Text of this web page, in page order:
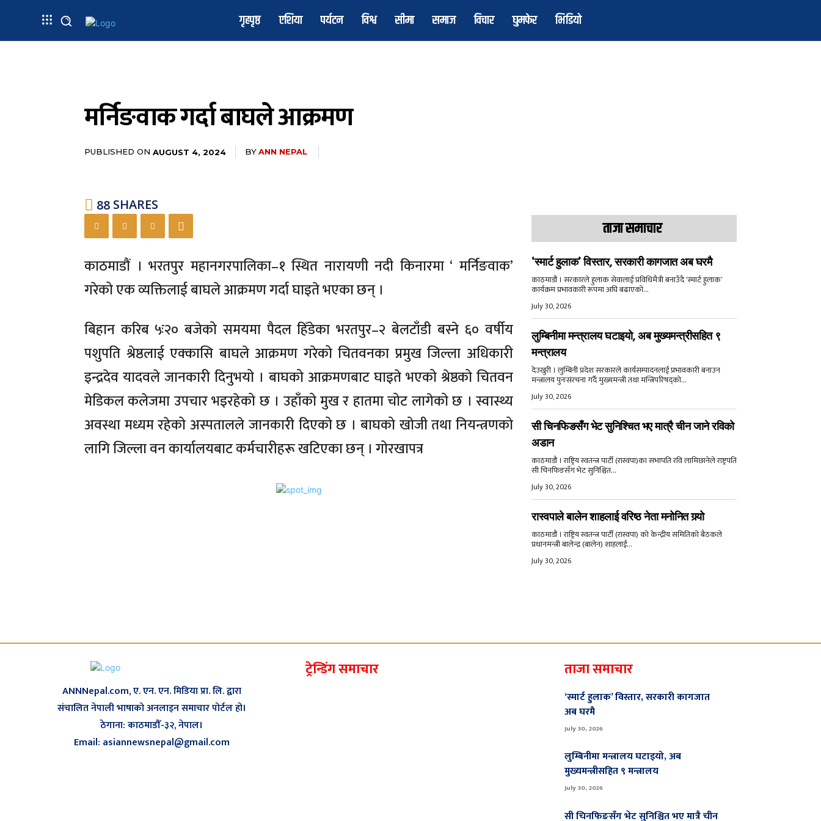
गृहपृष्ठ एशिया पर्यटन विश्व सीमा समाज विचार घुमफेर भिडियो
मर्निङवाक गर्दा बाघले आक्रमण
PUBLISHED ON AUGUST 4, 2024 BYANN NEPAL
88 SHARES
काठमाडौं । भरतपुर महानगरपालिका–१ स्थित नारायणी नदी किनारमा ‘ मर्निङवाक’
गरेको एक व्यक्तिलाई बाघले आक्रमण गर्दा घाइते भएका छन् ।
बिहान करिब ५ः२० बजेको समयमा पैदल हिँडेका भरतपुर–२ बेलटाँडी बस्ने ६० वर्षीय
पशुपति श्रेष्ठलाई एक्कासि बाघले आक्रमण गरेको चितवनका प्रमुख जिल्ला अधिकारी
इन्द्रदेव यादवले जानकारी दिनुभयो । बाघको आक्रमणबाट घाइते भएको श्रेष्ठको चितवन
मेडिकल कलेजमा उपचार भइरहेको छ । उहाँको मुख र हातमा चोट लागेको छ । स्वास्थ्य
अवस्था मध्यम रहेको अस्पतालले जानकारी दिएको छ । बाघको खोजी तथा नियन्त्रणको
लागि जिल्ला वन कार्यालयबाट कर्मचारीहरू खटिएका छन् । गोरखापत्र
ताजा समाचार
‘स्मार्ट हुलाक’ विस्तार, सरकारी कागजात अब घरमै
काठमाडौं । सरकारले हुलाक सेवालाई प्रविधिमैत्री बनाउँदै ‘स्मार्ट हुलाक’
कार्यक्रम प्रभावकारी रूपमा अघि बढाएको...
July 30, 2026
लुम्बिनीमा मन्त्रालय घटाइयो, अब मुख्यमन्त्रीसहित ९
मन्त्रालय
देउखुरी । लुम्बिनी प्रदेश सरकारले कार्यसम्पादनलाई प्रभावकारी बनाउन
मन्त्रालय पुनःसंरचना गर्दै मुख्यमन्त्री तथा मन्त्रिपरिषद्को...
July 30, 2026
सी चिनफिङसँग भेट सुनिश्चित भए मात्रै चीन जाने रविको
अडान
काठमाडौं । राष्ट्रिय स्वतन्त्र पार्टी (रास्वपा)का सभापति रवि लामिछानेले राष्ट्रपति
सी चिनफिङसँग भेट सुनिश्चित...
July 30, 2026
रास्वपाले बालेन शाहलाई वरिष्ठ नेता मनोनित गर्‍यो
काठमाडौं । राष्ट्रिय स्वतन्त्र पार्टी (रास्वपा) को केन्द्रीय समितिको बैठकले
प्रधानमन्त्री बालेन्द्र (बालेन) शाहलाई...
July 30, 2026
ANNNepal.com, ए. एन. एन. मिडिया प्रा. लि. द्वारा
संचालित नेपाली भाषाको अनलाइन समाचार पोर्टल हो।
ठेगाना: काठमाडौँ-३२, नेपाल।
Email: asiannewsnepal@gmail.com
ट्रेन्डिंग समाचार ताजा समाचार
‘स्मार्ट हुलाक’ विस्तार, सरकारी कागजात
अब घरमै
July 30, 2026
लुम्बिनीमा मन्त्रालय घटाइयो, अब
मुख्यमन्त्रीसहित ९ मन्त्रालय
July 30, 2026
सी चिनफिङसँग भेट सुनिश्चित भए मात्रै चीन